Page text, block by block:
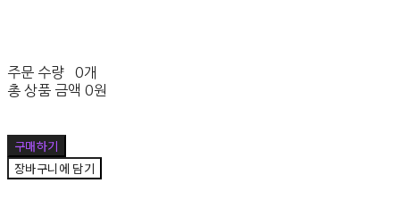
주문 수량
0개
총 상품 금액 0원
구매하기
장바구니에 담기